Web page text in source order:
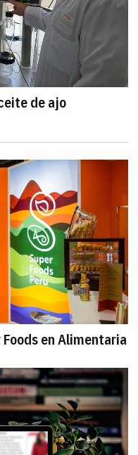
de ajo
en Alimentaria